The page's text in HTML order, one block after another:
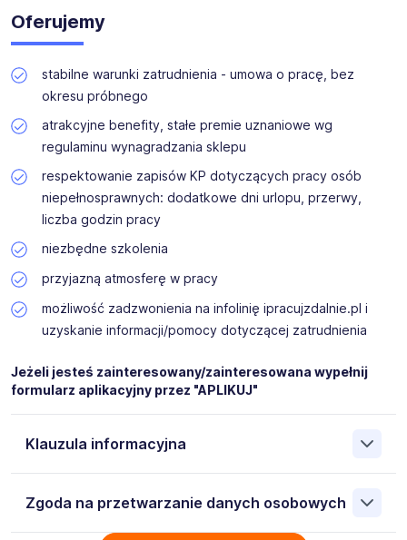
Oferujemy
stabilne warunki zatrudnienia - umowa o pracę, bez
okresu próbnego
atrakcyjne benefity, stałe premie uznaniowe wg
regulaminu wynagradzania sklepu
respektowanie zapisów KP dotyczących pracy osób
niepełnosprawnych: dodatkowe dni urlopu, przerwy,
liczba godzin pracy
niezbędne szkolenia
przyjazną atmosferę w pracy
możliwość zadzwonienia na infolinię ipracujzdalnie.pl i
uzyskanie informacji/pomocy dotyczącej zatrudnienia
Jeżeli jesteś zainteresowany/zainteresowana wypełnij
formularz aplikacyjny przez "APLIKUJ"
Klauzula informacyjna
iPRACUJZDALNIE.pl Sp. z o.o. 35-241 Rzeszów Lubelska
Zgoda na przetwarzanie danych osobowych